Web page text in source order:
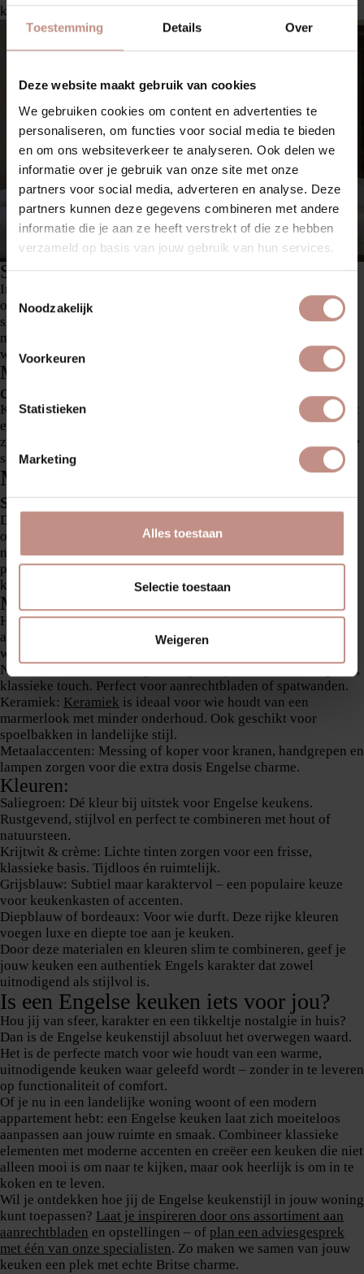
Toestemming Details Over
Deze website maakt gebruik van cookies
We gebruiken cookies om content en advertenties te
personaliseren, om functies voor social media te bieden
en om ons websiteverkeer te analyseren. Ook delen we
informatie over je gebruik van onze site met onze
partners voor social media, adverteren en analyse. Deze
partners kunnen deze gegevens combineren met andere
informatie die je aan ze heeft verstrekt of die ze hebben
verzameld op basis van jouw gebruik van hun services.
Toestemmingsselectie
Noodzakelijk
Voorkeuren
Statistieken
Marketing
Alles toestaan
Selectie toestaan
Weigeren
keukenliefhebber van nu zeker op let.
Slimme verlichting en indeling
In een moderne Engelse keuken wordt ook goed nagedacht
over licht en ruimte. Denk aan LED-verlichting onder kastjes,
slimme opbergoplossingen in hoeklades of een keukeneiland
met ingebouwde stroompunten. Functionaliteit mag gezien
worden, zolang het in stijl gebeurt.
Mix van oud en nieuw = karakter met
comfort
Kortom: je hoeft niet te kiezen tussen nostalgie en gemak. Met
een paar slimme keuzes creëer je een Engelse keuken die net
zo stijlvol als praktisch is – een plek waar traditie en innovatie
samenkomen.
Materialen en kleuren die de Engelse
sfeer versterken
De juiste combinatie van materialen en kleuren is essentieel
om die typische Engelse keukenlook te creëren. Denk warm,
natuurlijk en een tikkeltje nostalgisch. Hieronder vind je de
populairste keuzes die perfect passen binnen de Engelse
keukenstijl:
Materialen:
Hout:Eiken, beuken of grenen zorgen voor een warme,
ambachtelijke uitstraling. Denk aan houten kastfronten,
werkbladen of details zoals legplanken.
Natuursteen:
geven je keuken een elegante,
klassieke touch. Perfect voor aanrechtbladen of spatwanden.
Keramiek: Keramiek is ideaal voor wie houdt van een
marmerlook met minder onderhoud. Ook geschikt voor
spoelbakken in landelijke stijl.
Metaalaccenten: Messing of koper voor kranen, handgrepen en
lampen zorgen voor die extra dosis Engelse charme.
Kleuren:
Saliegroen: Dé kleur bij uitstek voor Engelse keukens.
Rustgevend, stijlvol en perfect te combineren met hout of
natuursteen.
Krijtwit & crème: Lichte tinten zorgen voor een frisse,
klassieke basis. Tijdloos én ruimtelijk.
Grijsblauw: Subtiel maar karaktervol – een populaire keuze
voor keukenkasten of accenten.
Diepblauw of bordeaux: Voor wie durft. Deze rijke kleuren
voegen luxe en diepte toe aan je keuken.
Door deze materialen en kleuren slim te combineren, geef je
jouw keuken een authentiek Engels karakter dat zowel
uitnodigend als stijlvol is.
Is een Engelse keuken iets voor jou?
Hou jij van sfeer, karakter en een tikkeltje nostalgie in huis?
Dan is de Engelse keukenstijl absoluut het overwegen waard.
Het is de perfecte match voor wie houdt van een warme,
uitnodigende keuken waar geleefd wordt – zonder in te leveren
op functionaliteit of comfort.
Of je nu in een landelijke woning woont of een modern
appartement hebt: een Engelse keuken laat zich moeiteloos
aanpassen aan jouw ruimte en smaak. Combineer klassieke
elementen met moderne accenten en creëer een keuken die niet
alleen mooi is om naar te kijken, maar ook heerlijk is om in te
koken en te leven.
Wil je ontdekken hoe jij de Engelse keukenstijl in jouw woning
kunt toepassen? Laat je inspireren door ons assortiment aan
aanrechtbladen en opstellingen – of plan een adviesgesprek
met één van onze specialisten. Zo maken we samen van jouw
keuken een plek met echte Britse charme.